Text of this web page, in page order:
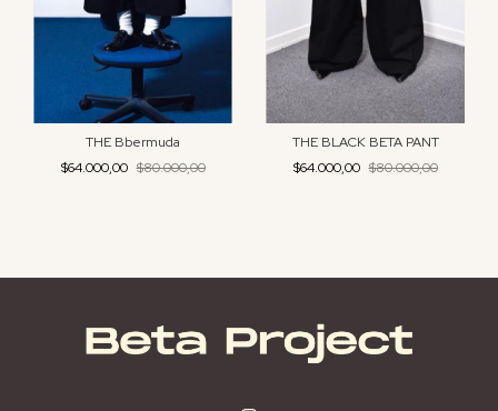
THE Bbermuda
$64.000,00 $80.000,00
THE BLACK BETA PANT
$64.000,00 $80.000,00